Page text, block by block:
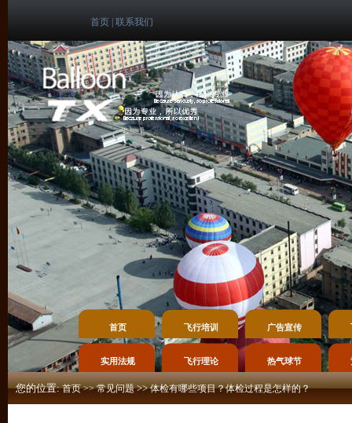
首页 联系我们
首页 飞行培训 广告宣传
实用法规 飞行理论 热气球节
您的位置:首页>>常见问题>>体检有哪些项目？体检过程是怎样的？